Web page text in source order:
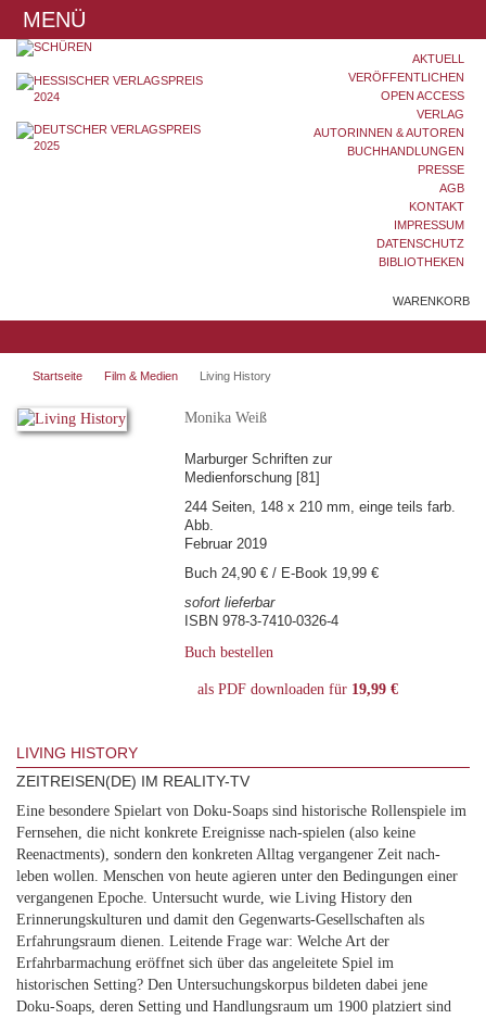
MENÜ
AKTUELL
VERÖFFENTLICHEN
OPEN ACCESS
VERLAG
AUTORINNEN & AUTOREN
BUCHHANDLUNGEN
PRESSE
AGB
KONTAKT
IMPRESSUM
DATENSCHUTZ
BIBLIOTHEKEN
WARENKORB
Startseite Film & Medien Living History
Monika Weiß
Marburger Schriften zur
Medienforschung [81]
244 Seiten, 148 x 210 mm, einge teils farb.
Abb.
Februar 2019
Buch 24,90 € / E-Book 19,99 €
sofort lieferbar
ISBN 978-3-7410-0326-4
Buch bestellen
als PDF downloaden für 19,99 €
LIVING HISTORY
ZEITREISEN(DE) IM REALITY-TV
Eine besondere Spielart von Doku-Soaps sind historische Rollenspiele im
Fernsehen, die nicht konkrete Ereignisse nach-spielen (also keine
Reenactments), sondern den konkreten Alltag vergangener Zeit nach-
leben wollen. Menschen von heute agieren unter den Bedingungen einer
vergangenen Epoche. Untersucht wurde, wie Living History den
Erinnerungskulturen und damit den Gegenwarts-Gesellschaften als
Erfahrungsraum dienen. Leitende Frage war: Welche Art der
Erfahrbarmachung eröffnet sich über das angeleitete Spiel im
historischen Setting? Den Untersuchungskorpus bildeten dabei jene
Doku-Soaps, deren Setting und Handlungsraum um 1900 platziert sind